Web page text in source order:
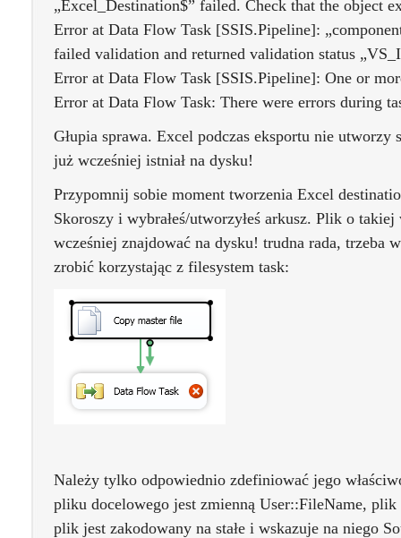
„Excel_Destination$” failed. Check that the object
Error at Data Flow Task [SSIS.Pipeline]:
failed validation and returned validation status
Error at Data Flow Task [SSIS.Pipeline]: One or
Error at Data Flow Task: There were errors during
Głupia sprawa. Excel podczas eksportu nie
już wcześniej istniał na dysku!
Przypomnij sobie moment tworzenia Excel
Skoroszy i wybrałeś/utworzyłeś arkusz. Plik o
wcześniej znajdować na dysku! trudna rada, trzeba
zrobić korzystając z filesystem task:
Należy tylko odpowiednio zdefiniować jego
pliku docelowego jest zmienną User::FileName,
plik jest zakodowany na stałe i wskazuje na niego